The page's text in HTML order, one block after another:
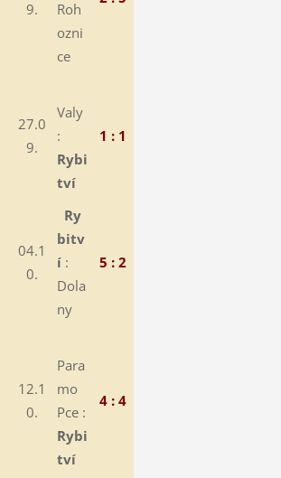
9.
Roh
ozni
ce
27.0
9.
Valy
:
Rybi
tví
1 : 1
04.1
0.
Ry
bitv
í :
Dola
ny
5 : 2
12.1
0.
Para
mo
Pce :
Rybi
tví
4 : 4